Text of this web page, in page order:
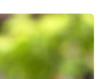
بیمه
اقتصاد
جهان